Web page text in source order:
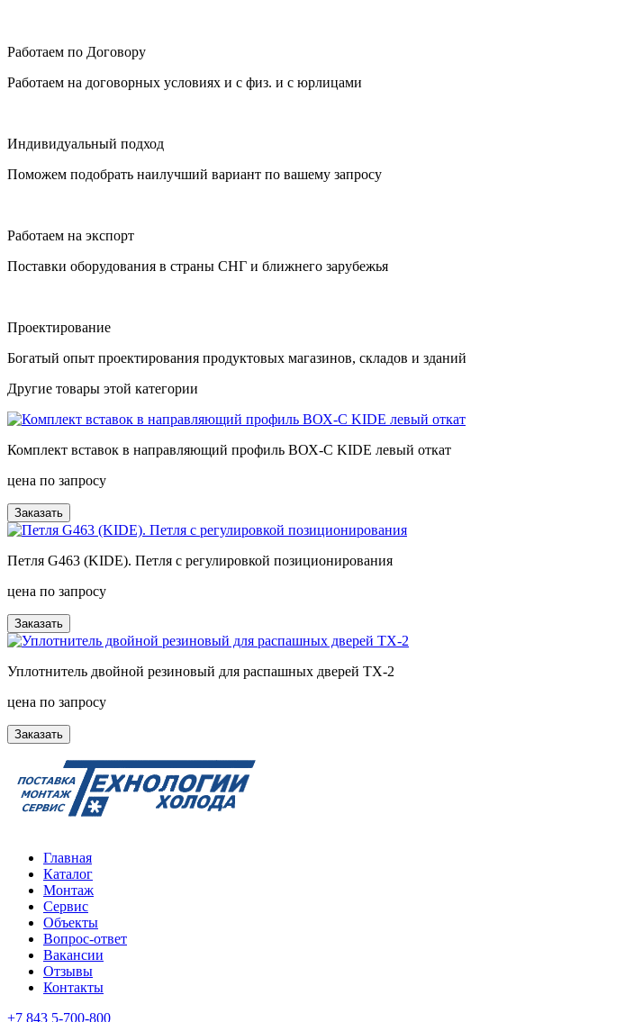
Работаем по Договору
Работаем на договорных условиях и с физ. и с юрлицами
Индивидуальный подход
Поможем подобрать наилучший вариант по вашему запросу
Работаем на экспорт
Поставки оборудования в страны СНГ и ближнего зарубежья
Проектирование
Богатый опыт проектирования продуктовых магазинов, складов и зданий
Другие товары этой категории
Комплект вставок в направляющий профиль ВОХ-С KIDE левый откат
цена по запросу
Заказать
Петля G463 (KIDE). Петля с регулировкой позиционирования
цена по запросу
Заказать
Уплотнитель двойной резиновый для распашных дверей ТХ-2
цена по запросу
Заказать
Главная
Каталог
Монтаж
Сервис
Объекты
Вопрос-ответ
Вакансии
Отзывы
Контакты
+7 843 5-700-800